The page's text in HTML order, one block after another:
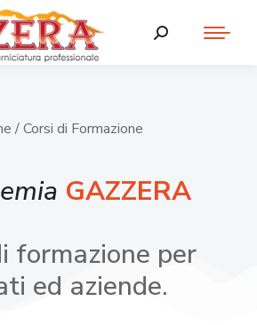
/ Corsi di Formazione
GAZZERA
formazione per
ed aziende.